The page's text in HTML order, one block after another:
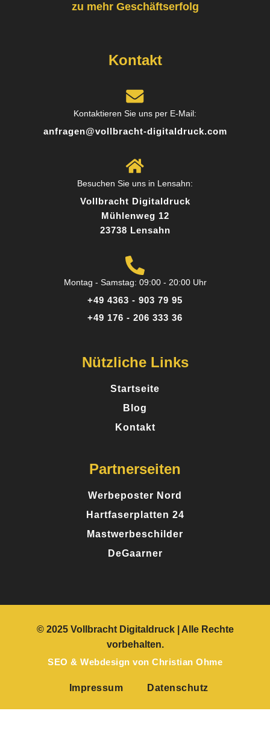
Markus R.
Schnell, zuverlässig und top Qualität! Ich habe
die Farben sind kräftig, das Papier hochwertig
und die Lieferung kam schon am nächsten Tag.
Google
zu mehr Geschäftserfolg
Kontakt
Kontaktieren Sie uns per E-Mail:
anfragen@vollbracht-digitaldruck.com
Besuchen Sie uns in Lensahn:
Vollbracht Digitaldruck
Mühlenweg 12
23738 Lensahn
Montag - Samstag: 09:00 - 20:00 Uhr
+49 4363 - 903 79 95
+49 176 - 206 333 36
Nützliche Links
Startseite
Blog
Kontakt
Partnerseiten
Werbeposter Nord
Hartfaserplatten 24
Mastwerbeschilder
DeGaarner
© 2025 Vollbracht Digitaldruck| Alle Rechte
vorbehalten.
SEO & Webdesign von Christian Ohme
Impressum Datenschutz